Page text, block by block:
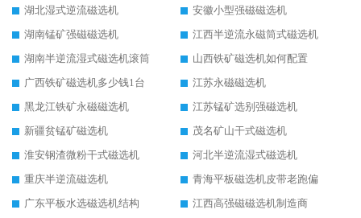
湖北湿式逆流磁选机
安徽小型强磁磁选机
湖南锰矿强磁磁选机
江西半逆流永磁筒式磁选机
湖南半逆流湿式磁选机滚筒
山西铁矿磁选机如何配置
广西铁矿磁选机多少钱1台
江苏永磁磁选机
黑龙江铁矿永磁磁选机
江苏锰矿选别强磁选机
新疆贫锰矿磁选机
茂名矿山干式磁选机
淮安钢渣微粉干式磁选机
河北半逆流湿式磁选机
重庆半逆流磁选机
青海平板磁选机皮带老跑偏
广东平板水选磁选机结构
江西高强磁磁选机制造商